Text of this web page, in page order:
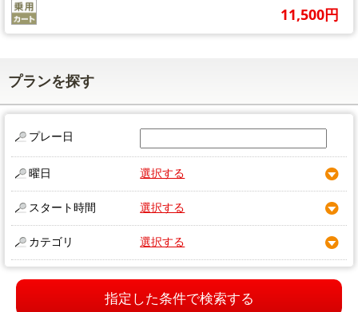
11,500円
プランを探す
プレー日
曜日 選択する
スタート時間 選択する
カテゴリ 選択する
指定した条件で検索する